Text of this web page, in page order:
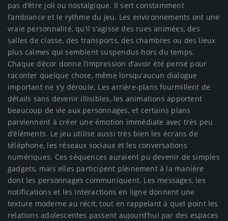
pas d’être joli ou nostalgique. Il sert constamment
l’ambiance et le rythme du jeu. Les environnements ont une
vraie personnalité, qu’il s’agisse des rues animées, des
salles de classe, des transports, des chambres ou des lieux
plus calmes qui semblent suspendus hors du temps.
Chaque décor donne l’impression d’avoir été pensé pour
raconter quelque chose, même lorsqu’aucun dialogue
important ne s’y déroule. Les arrière-plans fourmillent de
détails sans devenir illisibles, les animations apportent
beaucoup de vie aux personnages, et certains plans
parviennent à créer une émotion immédiate avec très peu
d’éléments. Le jeu utilise aussi très bien les écrans de
téléphone, les réseaux sociaux et les conversations
numériques. Ces séquences auraient pu devenir de simples
gadgets, mais elles participent pleinement à la manière
dont les personnages communiquent. Les messages, les
notifications et les interactions en ligne donnent une
texture moderne au récit, tout en rappelant à quel point les
relations adolescentes passent aujourd’hui par des espaces